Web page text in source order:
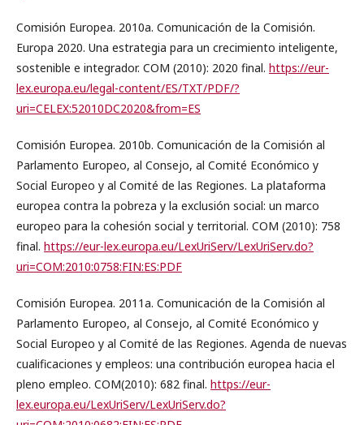
Comisión Europea. 2010a. Comunicación de la Comisión.
Europa 2020. Una estrategia para un crecimiento inteligente,
sostenible e integrador. COM (2010): 2020 final. https://eur-
lex.europa.eu/legal-content/ES/TXT/PDF/?
uri=CELEX:52010DC2020&from=ES
Comisión Europea. 2010b. Comunicación de la Comisión al
Parlamento Europeo, al Consejo, al Comité Económico y
Social Europeo y al Comité de las Regiones. La plataforma
europea contra la pobreza y la exclusión social: un marco
europeo para la cohesión social y territorial. COM (2010): 758
final. https://eur-lex.europa.eu/LexUriServ/LexUriServ.do?
uri=COM:2010:0758:FIN:ES:PDF
Comisión Europea. 2011a. Comunicación de la Comisión al
Parlamento Europeo, al Consejo, al Comité Económico y
Social Europeo y al Comité de las Regiones. Agenda de nuevas
cualificaciones y empleos: una contribución europea hacia el
pleno empleo. COM(2010): 682 final. https://eur-
lex.europa.eu/LexUriServ/LexUriServ.do?